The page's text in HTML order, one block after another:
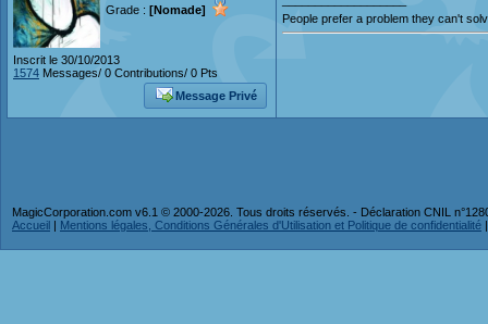
Grade : [Nomade]
Inscrit le 30/10/2013
1574 Messages/ 0 Contributions/ 0 Pts
Message Privé
People prefer a problem they can't
MagicCorporation.com v6.1 © 2000-2026. Tous droits réservés. - Déclaration CNIL
Accueil | Mentions légales, Conditions Générales d'Utilisation et Politique de confidentialité